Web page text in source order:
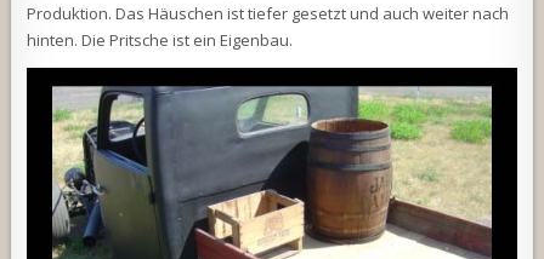
Produktion. Das Häuschen ist tiefer gesetzt und auch weiter nach
hinten. Die Pritsche ist ein Eigenbau.